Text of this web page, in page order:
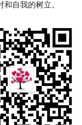
自我的树立。